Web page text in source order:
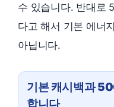
수 있습니다. 반대로
다고 해서 기본 에너
아닙니다.
기본 캐시백과
합니다